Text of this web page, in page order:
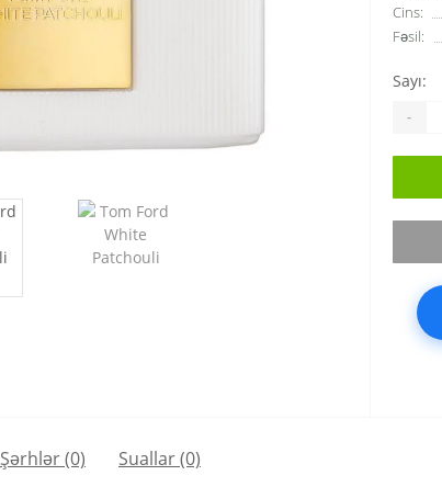
Cins:
Fəsil:
Sayı:
-
Şərhlər (0) Suallar(0)